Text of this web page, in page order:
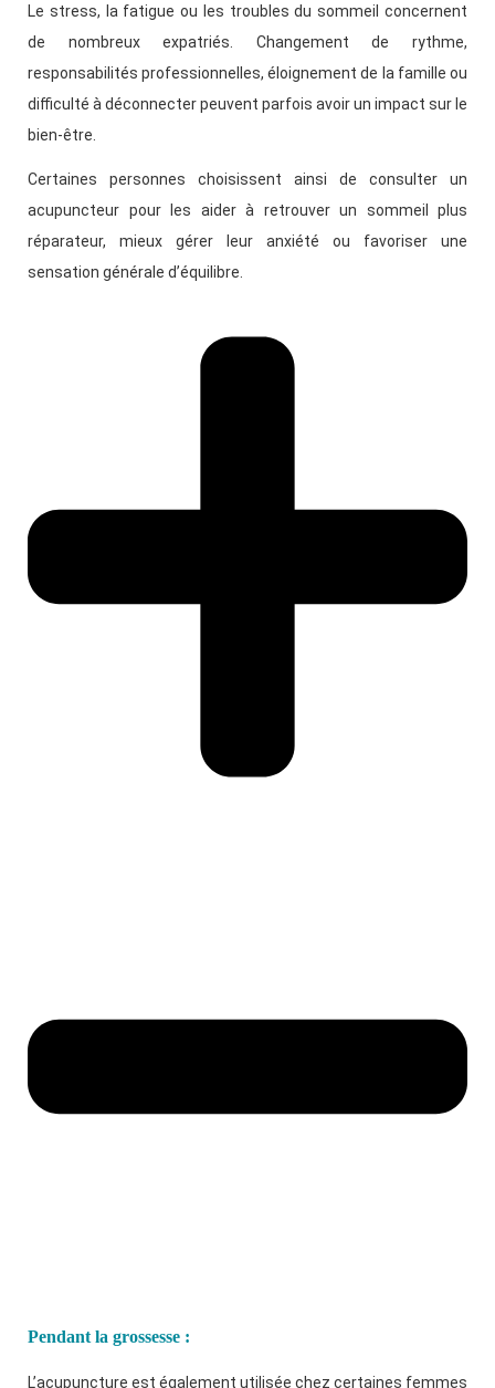
Le stress, la fatigue ou les troubles du sommeil concernent
de nombreux expatriés. Changement de rythme,
responsabilités professionnelles, éloignement de la famille ou
difficulté à déconnecter peuvent parfois avoir un impact sur le
bien-être.
Certaines personnes choisissent ainsi de consulter un
acupuncteur pour les aider à retrouver un sommeil plus
réparateur, mieux gérer leur anxiété ou favoriser une
sensation générale d’équilibre.
Pendant la grossesse :
L’acupuncture est également utilisée chez certaines femmes